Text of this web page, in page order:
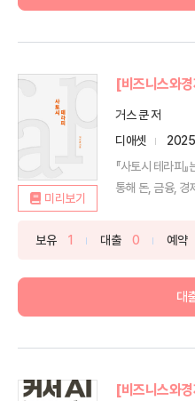
미리보기
[비즈니스와
거스 쿤 저
디애셋
『사토시 테라피
통해 돈, 금융, 경
보유 1 대출 0 예약
대
[비즈니스와